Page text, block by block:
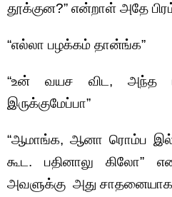
தூக்குன?” என்றாள் அதே
“எல்லா பழக்கம் தான்ங்க”
“உன் வயச விட, அந்த
இருக்குமேப்பா”
“ஆமாங்க, ஆனா ரொம்ப
கூட. பதினாலு கிலோ”
அவளுக்கு அது சாதனையாக